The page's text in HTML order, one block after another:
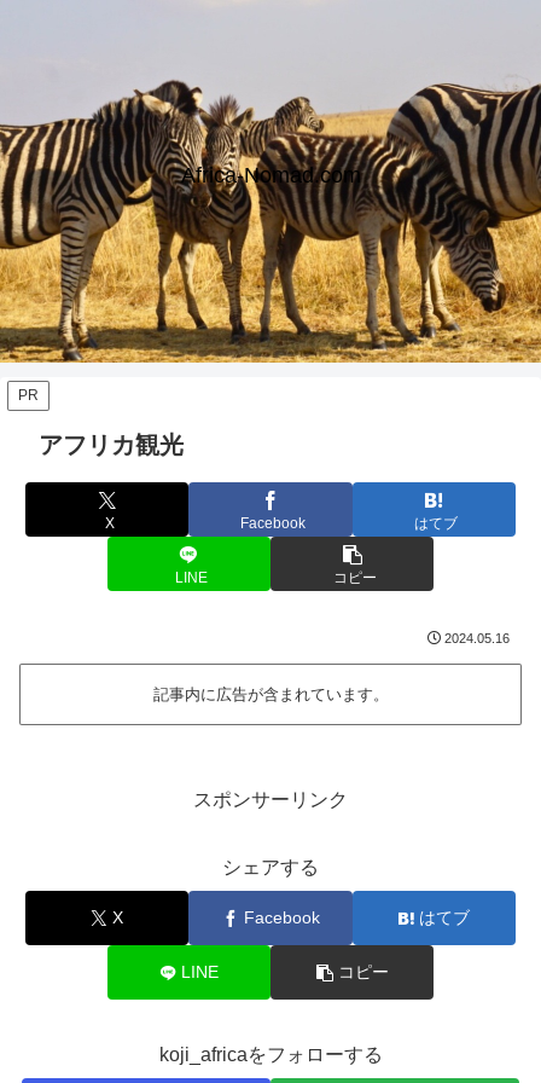
Africa-Nomad.com
PR
アフリカ観光
X Facebook はてブ
LINE コピー
2024.05.16
記事内に広告が含まれています。
スポンサーリンク
シェアする
X Facebook はてブ
LINE コピー
koji_africaをフォローする